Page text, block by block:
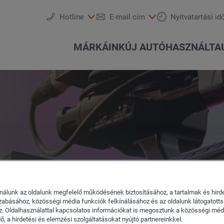
MÁRKÁINKÚJ AUTÓ
Hotline E-mail cím Nyitvatartási
az oldalunk megfelelő működésének biztosításához, a tartalmak és
közösségi média funkciók felkínálásához és az oldalunk
Oldalhasználattal kapcsolatos információkat is megosztunk a közösségi
a hirdetési és elemzési szolgáltatásokat nyújtó partnereinkkel.